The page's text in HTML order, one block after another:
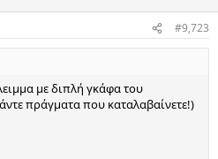
#9,723
με διπλή γκάφα του
πράγματα που καταλαβαίνετε!)